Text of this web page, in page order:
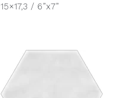
15×17,3 / 6”x7”